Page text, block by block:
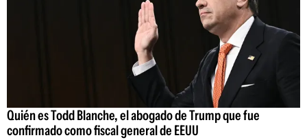
Quién es Todd Blanche, el abogado de Trump que fue
confirmado como fiscal general de EEUU